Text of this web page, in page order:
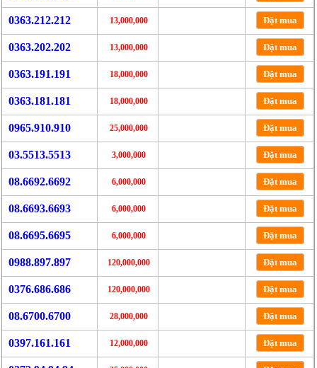
0363.212.212 13,000,000 Đặt mua
0363.202.202 13,000,000 Đặt mua
0363.191.191 18,000,000 Đặt mua
0363.181.181 18,000,000 Đặt mua
0965.910.910 25,000,000 Đặt mua
03.5513.5513 3,000,000 Đặt mua
08.6692.6692 6,000,000 Đặt mua
08.6693.6693 6,000,000 Đặt mua
08.6695.6695 6,000,000 Đặt mua
0988.897.897 120,000,000 Đặt mua
0376.686.686 120,000,000 Đặt mua
08.6700.6700 28,000,000 Đặt mua
0397.161.161 12,000,000 Đặt mua